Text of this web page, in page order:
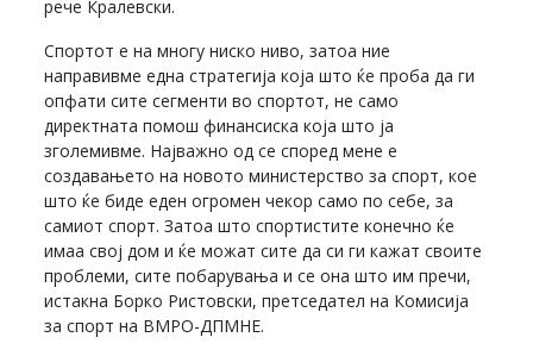
рече Кралевски.
Спортот е на многу ниско ниво, затоа ние
направивме една стратегија која што ќе проба да ги
опфати сите сегменти во спортот, не само
директната помош финансиска која што ја
зголемивме. Најважно од се според мене е
создавањето на новото министерство за спорт, кое
што ќе биде еден огромен чекор само по себе, за
самиот спорт. Затоа што спортистите конечно ќе
имаа свој дом и ќе можат сите да си ги кажат своите
проблеми, сите побарувања и се она што им пречи,
истакна Борко Ристовски, претседател на Комисија
за спорт на ВМРО-ДПМНЕ.